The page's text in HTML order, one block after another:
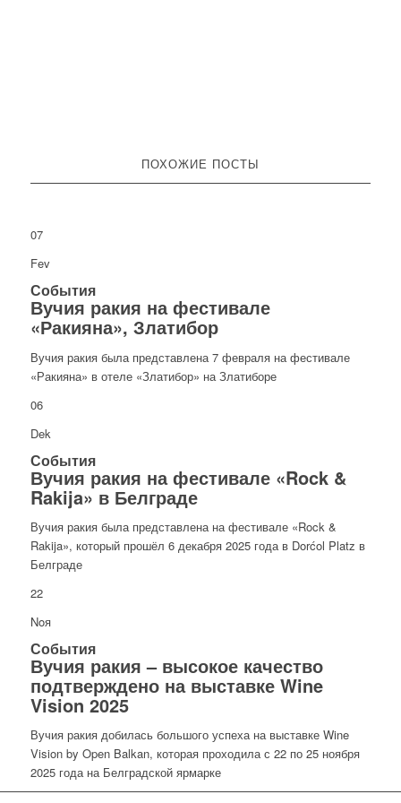
ПОХОЖИЕ ПОСТЫ
07
Fev
События
Вучия ракия на фестивале
«Ракияна», Златибор
Вучия ракия была представлена 7 февраля на фестивале
«Ракияна» в отеле «Златибор» на Златиборе
06
Dek
События
Вучия ракия на фестивале «Rock &
Rakija» в Белграде
Вучия ракия была представлена на фестивале «Rock &
Rakija», который прошёл 6 декабря 2025 года в Dorćol Platz в
Белграде
22
Noя
События
Вучия ракия – высокое качество
подтверждено на выставке Wine
Vision 2025
Вучия ракия добилась большого успеха на выставке Wine
Vision by Open Balkan, которая проходила с 22 по 25 ноября
2025 года на Белградской ярмарке